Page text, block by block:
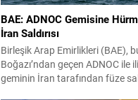
BAE: ADNOC Gemisine
İran Saldırısı
Birleşik Arap Emirlikleri (BAE),
Boğazı’ndan geçen ADNOC ile
geminin İran tarafından füze